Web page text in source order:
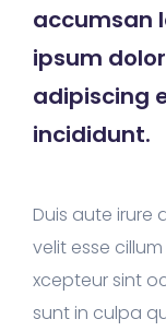
accumsan
ipsum
adipiscing
incididunt.
Duis aute irure
velit esse
xcepteur sint
sunt in culpa